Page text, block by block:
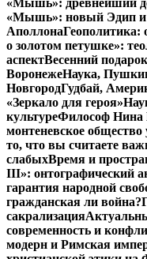
«Мышь»: древнейший
«Мышь»: новый Эдип и
АполлонаГеополитика:
о золотом петушке»:
аспектВесенний подарок
ВоронежеНаука,
НовгородГудбай,
«Зеркало для героя»
культуреФилософ Нина
монтеневское общество
то, что вы считаете
слабыхВремя и
III»: онтографический
гарантия народной
гражданская ли война?
сакрализация
современность и
модерн и Римская